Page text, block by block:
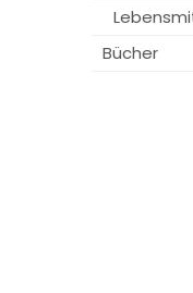
Bücher